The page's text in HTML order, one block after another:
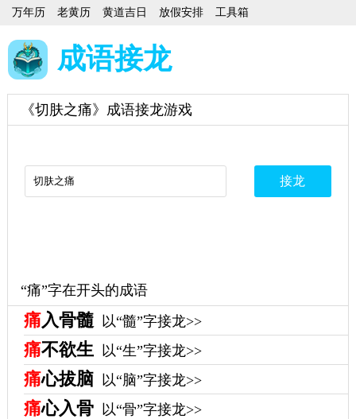
万年历 老黄历 黄道吉日 放假安排 工具箱
成语接龙
《切肤之痛》成语接龙游戏
“痛”字在开头的成语
痛入骨髓 以“髓”字接龙>>
痛不欲生 以“生”字接龙>>
痛心拔脑 以“脑”字接龙>>
痛心入骨 以“骨”字接龙>>